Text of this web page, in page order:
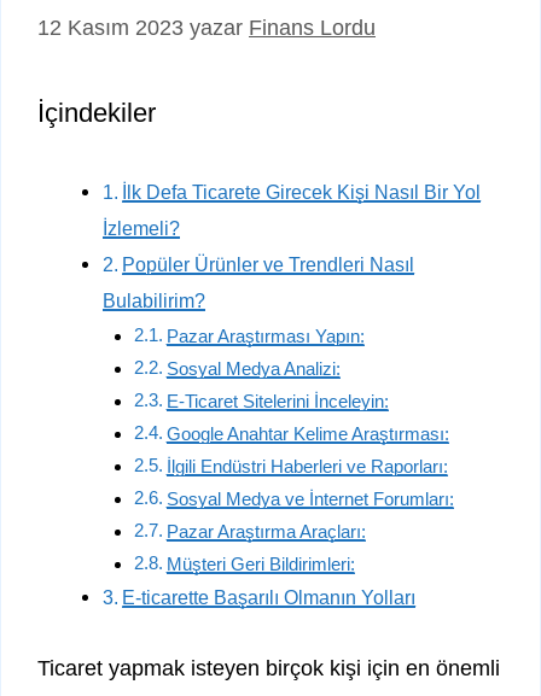
12 Kasım 2023 yazar Finans Lordu
İçindekiler
İlk Defa Ticarete Girecek Kişi Nasıl Bir Yol
İzlemeli?
Popüler Ürünler ve Trendleri Nasıl
Bulabilirim?
Pazar Araştırması Yapın:
Sosyal Medya Analizi:
E-Ticaret Sitelerini İnceleyin:
Google Anahtar Kelime Araştırması:
İlgili Endüstri Haberleri ve Raporları:
Sosyal Medya ve İnternet Forumları:
Pazar Araştırma Araçları:
Müşteri Geri Bildirimleri:
E-ticarette Başarılı Olmanın Yolları
Ticaret yapmak isteyen birçok kişi için en önemli